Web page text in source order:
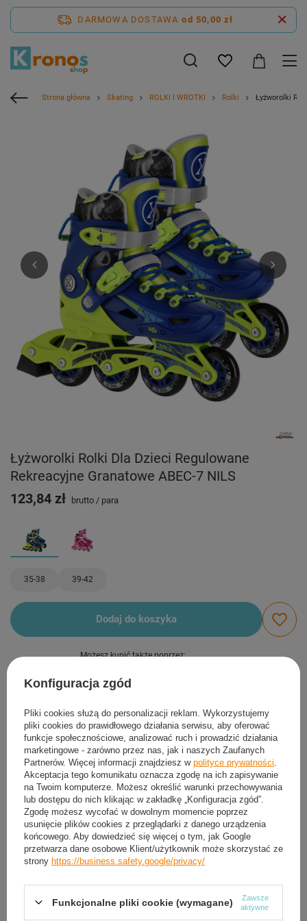
DARMOWA DOSTAWA od 50,00 zł
Strona główna Skating ROLKI I WROTKI Rolki Łyżworolki
Łyżworolki Rolki Dla Dzieci Regulowane
Rekreacyjne Granatowe ABEC-7 NILS
35-38 39-42
123,84 zł brutto / para
Dodaj do koszyka
Możesz kupić także poprzez:
Produkt dostępny
Darmowa i szybka dostawa
30 dni na łatwy zwrot
Sprawdź, w którym sklepie obejrzysz i kupisz od ręki
Bezpieczne zakupy
Darmowa dostawa do paczkomatu lub punktu
odbioru
Smile - dostawy ze sklepów internetowych przy zamówieniu od
Konfiguracja zgód
Pliki cookies służą do personalizacji reklam. Wykorzystujemy
pliki cookies do prawidłowego działania serwisu, aby oferować
funkcje społecznościowe, analizować ruch i prowadzić działania
marketingowe - zarówno przez nas, jak i naszych Zaufanych
Partnerów. Więcej informacji znajdziesz w polityce prywatności
Akceptacja tego komunikatu oznacza zgodę na ich zapisywanie
na Twoim komputerze. Możesz określić warunki przechowywania
lub dostępu do nich klikając w zakładkę „Konfiguracja zgód”.
Zgodę możesz wycofać w dowolnym momencie poprzez
usunięcie plików cookies z przeglądarki z danego urządzenia
końcowego. Aby dowiedzieć się więcej o tym, jak Google
przetwarza dane osobowe Klient/użytkownik może skorzystać ze
strony https://business.safety.google/privacy/
Funkcjonalne pliki cookie (wymagane)
Zawsze
aktywne